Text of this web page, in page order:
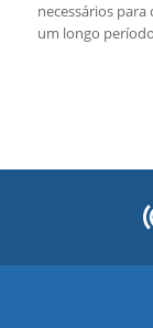
necessários
um longo